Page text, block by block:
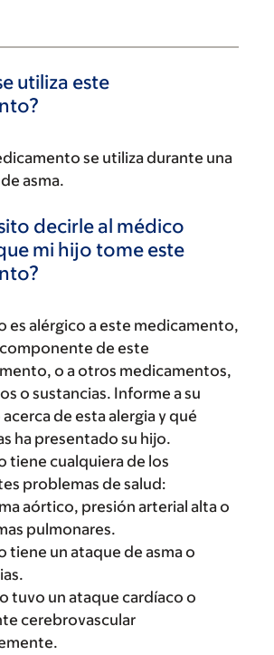
utiliza este
se utiliza durante una
asma.
decirle al médico
mi hijo tome este
es alérgico a este medicamento,
de este
o a otros medicamentos,
o sustancias. Informe a su
de esta alergia y qué
ha presentado su hijo.
tiene cualquiera de los
problemas de salud:
aórtico, presión arterial alta o
pulmonares.
tiene un ataque de asma o
tuvo un ataque cardíaco o
cerebrovascular